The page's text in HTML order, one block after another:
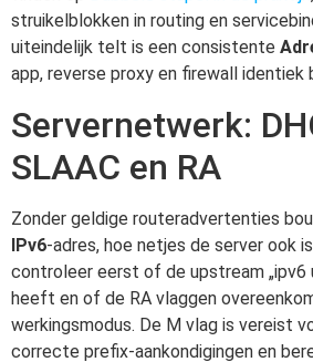
struikelblokken in routing en
uiteindelijk telt is een consistente
app, reverse proxy en firewall identiek
Servernetwerk:
SLAAC en RA
Zonder geldige routeradvertenties
IPv6-adres, hoe netjes de server ook
controleer eerst of de upstream „ipv6
heeft en of de RA vlaggen
werkingsmodus. De M vlag is vereist
correcte prefix-aankondigingen en